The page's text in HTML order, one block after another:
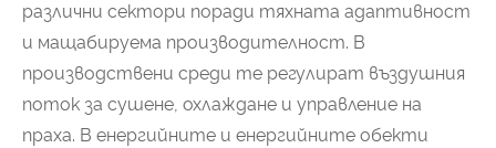
различни сектори поради тяхната адаптивност
и мащабируема производителност. В
производствени среди те регулират въздушния
поток за сушене, охлаждане и управление на
праха. В енергийните и енергийните обекти